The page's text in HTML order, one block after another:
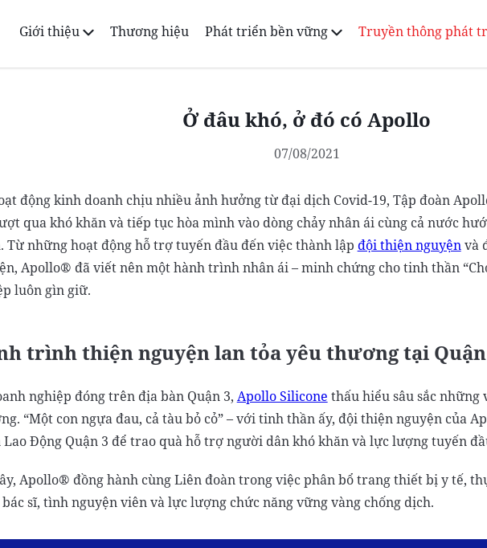
Giới thiệu Thương hiệu Phát triển bền vững Truyền thông phát
Ở đâu khó, ở đó có Apollo
07/08/2021
động kinh doanh chịu nhiều ảnh hưởng từ đại dịch Covid-19, Tập đoàn
qua khó khăn và tiếp tục hòa mình vào dòng chảy nhân ái cùng cả nước
Từ những hoạt động hỗ trợ tuyến đầu đến việc thành lập đội thiện nguyệnvà
Apollo® đã viết nên một hành trình nhân ái – minh chứng cho tinh thần
luôn gìn giữ.
trình thiện nguyện lan tỏa yêu thương tại
nghiệp đóng trên địa bàn Quận 3, Apollo Silicone thấu hiểu sâu sắc những
“Một con ngựa đau, cả tàu bỏ cỏ” – với tinh thần ấy, đội thiện nguyện của
Động Quận 3 để trao quà hỗ trợ người dân khó khăn và lực lượng tuyến
Apollo® đồng hành cùng Liên đoàn trong việc phân bổ trang thiết bị y tế,
bác sĩ, tình nguyện viên và lực lượng chức năng vững vàng chống dịch.